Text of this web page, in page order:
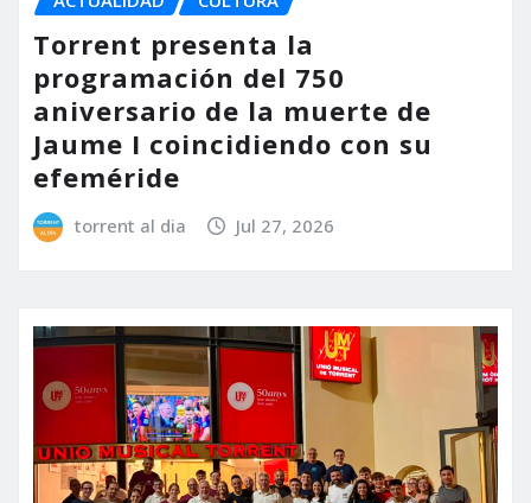
Torrent presenta la
programación del 750
aniversario de la muerte de
Jaume I coincidiendo con su
efeméride
torrent al dia Jul 27, 2026